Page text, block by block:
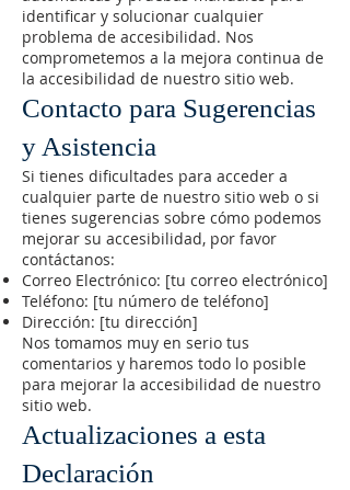
identificar y solucionar cualquier
problema de accesibilidad. Nos
comprometemos a la mejora continua de
la accesibilidad de nuestro sitio web.
Contacto para Sugerencias
y Asistencia
Si tienes dificultades para acceder a
cualquier parte de nuestro sitio web o si
tienes sugerencias sobre cómo podemos
mejorar su accesibilidad, por favor
contáctanos:
Correo Electrónico: [tu correo electrónico]
Teléfono: [tu número de teléfono]
Dirección: [tu dirección]
Nos tomamos muy en serio tus
comentarios y haremos todo lo posible
para mejorar la accesibilidad de nuestro
sitio web.
Actualizaciones a esta
Declaración